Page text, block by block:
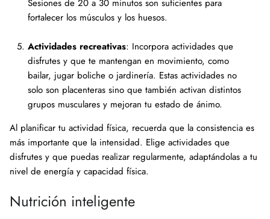
Sesiones de 20 a 30 minutos son suficientes para
fortalecer los músculos y los huesos.
Actividades recreativas: Incorpora actividades que
disfrutes y que te mantengan en movimiento, como
bailar, jugar boliche o jardinería. Estas actividades no
solo son placenteras sino que también activan distintos
grupos musculares y mejoran tu estado de ánimo.
Al planificar tu actividad física, recuerda que la consistencia es
más importante que la intensidad. Elige actividades que
disfrutes y que puedas realizar regularmente, adaptándolas a tu
nivel de energía y capacidad física.
Nutrición inteligente